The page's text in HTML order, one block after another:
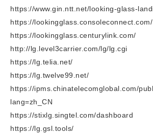
https://www.gin.ntt.net/looking-glass-
https://lookingglass.consoleconnect.com/
https://lookingglass.centurylink.com/
http://lg.level3carrier.com/lg/lg.cgi
https://lg.telia.net/
https://lg.twelve99.net/
https://ipms.chinatelecomglobal.com/
lang=zh_CN
https://stixlg.singtel.com/dashboard
https://lg.gsl.tools/